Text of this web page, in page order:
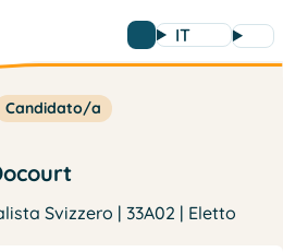
IT
Candidato/a
Svizzero | 33A02 | Eletto